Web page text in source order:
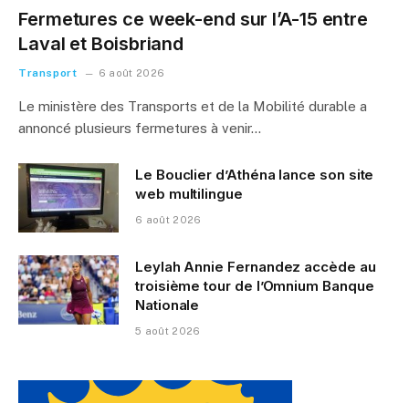
Fermetures ce week-end sur l’A-15 entre
Laval et Boisbriand
Transport 6 août 2026
Le ministère des Transports et de la Mobilité durable a
annoncé plusieurs fermetures à venir…
Le Bouclier d’Athéna lance son site
web multilingue
6 août 2026
Leylah Annie Fernandez accède au
troisième tour de l’Omnium Banque
Nationale
5 août 2026